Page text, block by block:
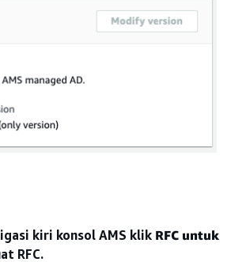
kiri konsol AMS klik RFC untuk
RFC.